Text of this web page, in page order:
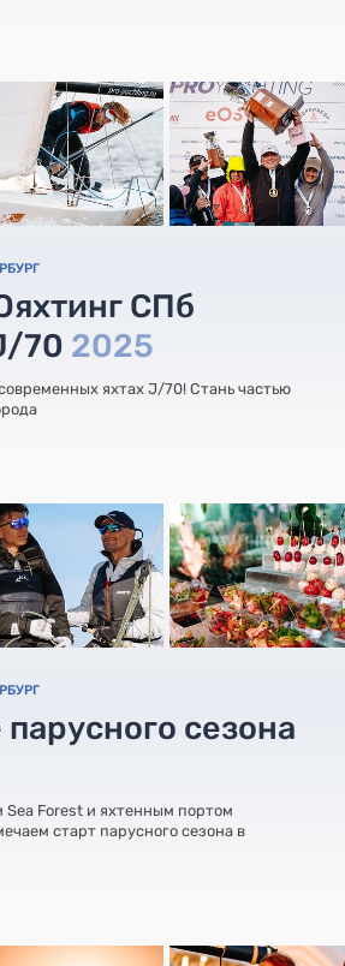
СПб
70 2025
яхтах J/70! Стань частью
сезона
Sea Forest и яхтенным портом
старт парусного сезона в